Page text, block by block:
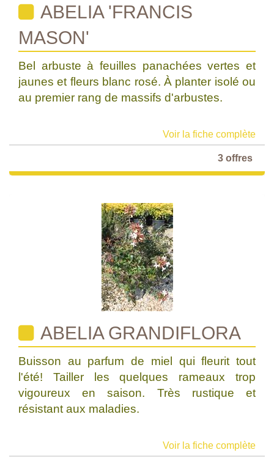
ABELIA 'FRANCIS
MASON'
Bel arbuste à feuilles panachées vertes et
jaunes et fleurs blanc rosé. À planter isolé ou
au premier rang de massifs d'arbustes.
Voir la fiche complète
3 offres
ABELIA GRANDIFLORA
Buisson au parfum de miel qui fleurit tout
l'été! Tailler les quelques rameaux trop
vigoureux en saison. Très rustique et
résistant aux maladies.
Voir la fiche complète